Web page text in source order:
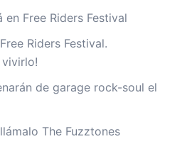
Free Riders Festival
Riders Festival.
vivirlo!
de garage rock-soul el
The Fuzztones